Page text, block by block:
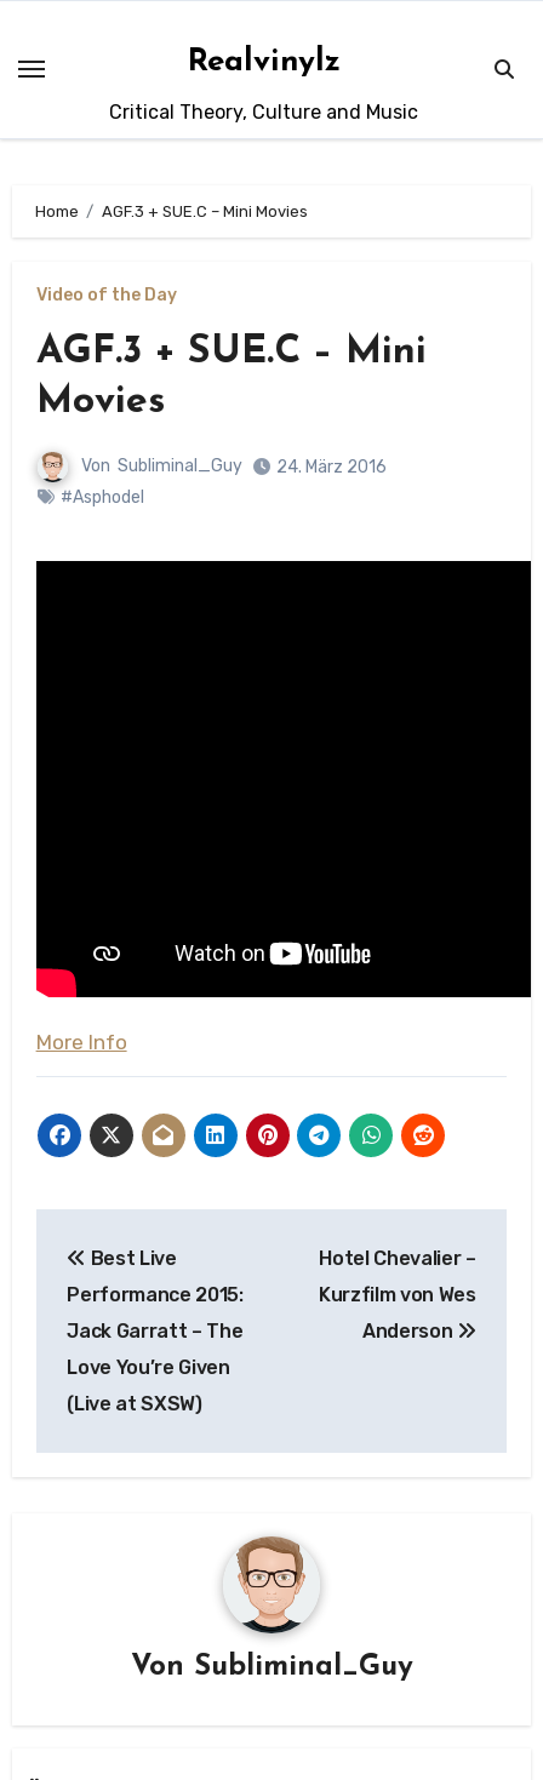
springen
Realvinylz
Critical Theory, Culture and Music
Home AGF.3 + SUE.C – Mini Movies
Video of the Day
AGF.3 + SUE.C – Mini
Movies
Von Subliminal_Guy
24. März 2016
#Asphodel
More Info
Best Live
Performance 2015:
Jack Garratt – The
Love You’re Given
(Live at SXSW)
Hotel Chevalier –
Kurzfilm von Wes
Anderson
Von Subliminal_Guy